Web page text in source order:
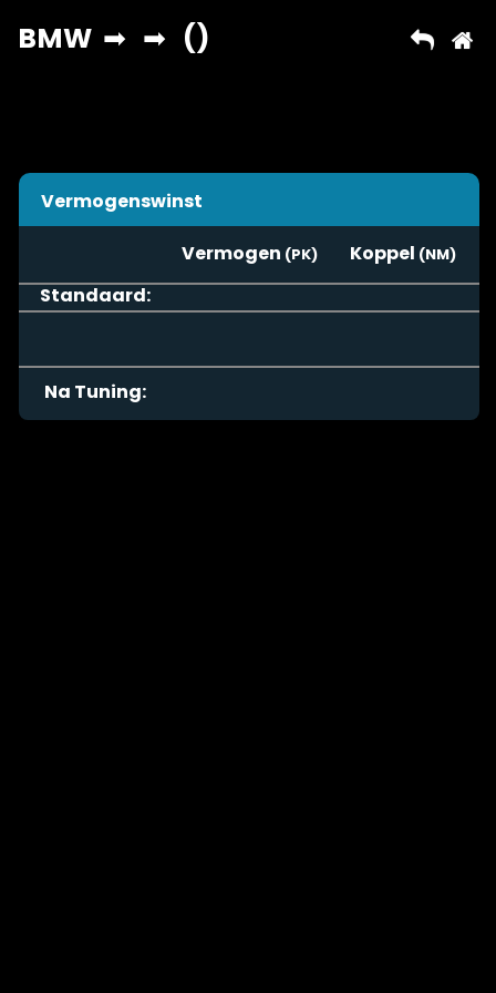
Vermogenswinst
Vermogen
Koppel
Standaard:
Na Tuning: